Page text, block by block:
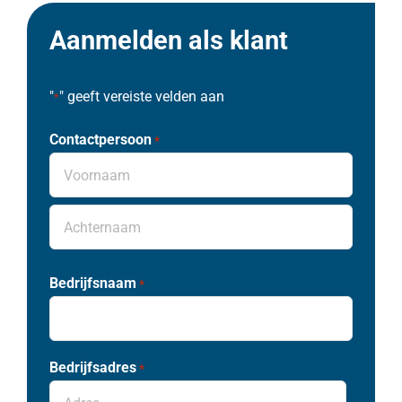
Aanmelden als klant
"*" geeft vereiste velden aan
Contactpersoon *
Voornaam
Bedrijfsnaam *
Bedrijfsadres *